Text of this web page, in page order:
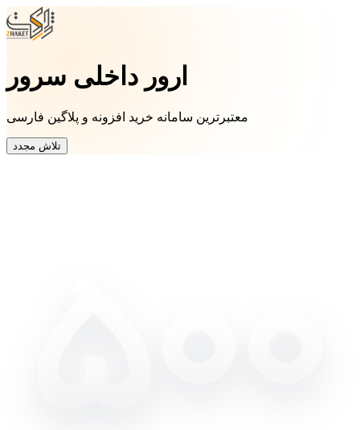
ارور داخلی سرور
معتبرترین سامانه خرید افزونه و پلاگین فارسی
تلاش مجدد